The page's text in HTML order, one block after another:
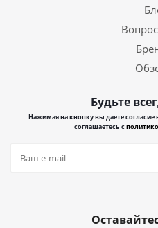
Будьте
Нажимая на кнопку вы даете
соглашаетесь с